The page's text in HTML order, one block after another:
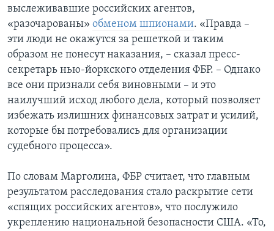
выслеживавшие российских агентов,
«разочарованы» обменом шпионами. «Правда –
эти люди не окажутся за решеткой и таким
образом не понесут наказания, – сказал пресс-
секретарь нью-йоркского отделения ФБР. – Однако
все они признали себя виновными – и это
наилучший исход любого дела, который позволяет
избежать излишних финансовых затрат и усилий,
которые бы потребовались для организации
судебного процесса».
По словам Марголина, ФБР считает, что главным
результатом расследования стало раскрытие сети
«спящих российских агентов», что послужило
укреплению национальной безопасности США. «То,